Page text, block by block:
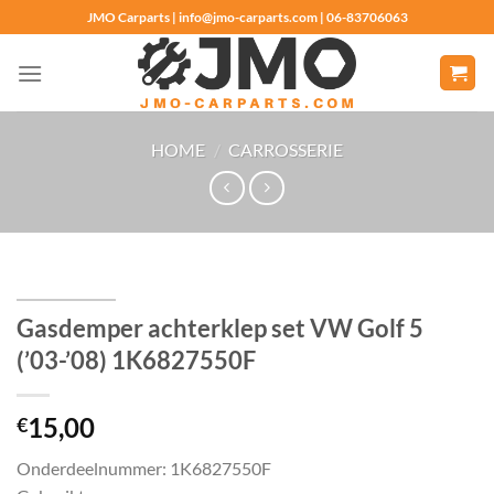
naar
inhoud
JMO Carparts | info@jmo-carparts.com | 06-83706063
HOME / CARROSSERIE
Gasdemper achterklep set VW Golf 5
(’03-’08) 1K6827550F
€15,00
Onderdeelnummer: 1K6827550F